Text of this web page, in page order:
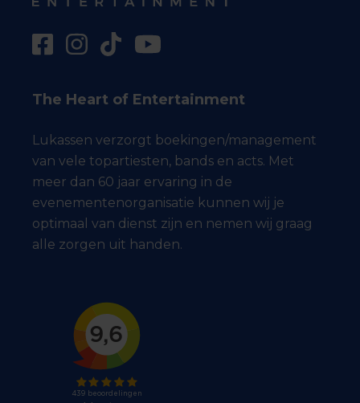
The Heart of Entertainment
Lukassen verzorgt boekingen/management
van vele topartiesten, bands en acts. Met
meer dan 60 jaar ervaring in de
evenementenorganisatie kunnen wij je
optimaal van dienst zijn en nemen wij graag
alle zorgen uit handen.